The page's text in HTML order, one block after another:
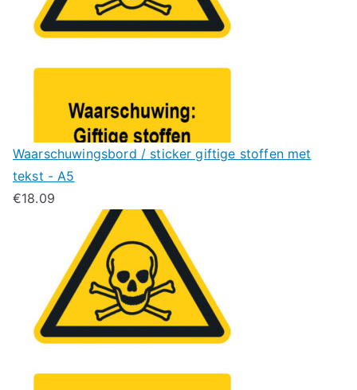
Waarschuwingsbord / sticker giftige stoffen met
tekst - A5
€18.09